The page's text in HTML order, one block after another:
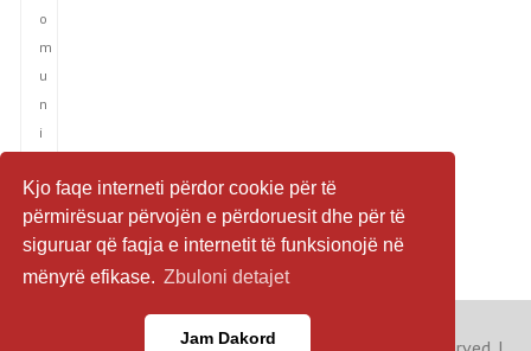
Kjo faqe interneti përdor cookie për të
përmirësuar përvojën e përdoruesit dhe për të
siguruar që faqja e internetit të funksionojë në
mënyrë efikase. Zbuloni detajet
Jam Dakord
o
m
u
n
i
i
m
i